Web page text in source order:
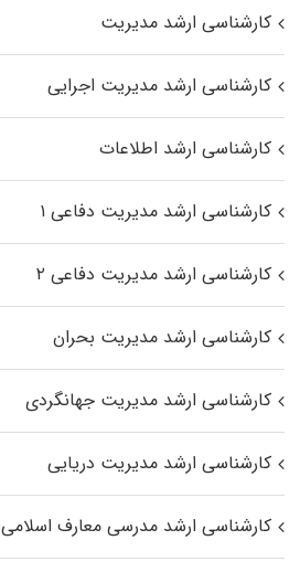
کارشناسی ارشد مدیریت
کارشناسی ارشد مدیریت اجرایی
کارشناسی ارشد اطلاعات
کارشناسی ارشد مدیریت دفاعی ۱
کارشناسی ارشد مدیریت دفاعی ۲
کارشناسی ارشد مدیریت بحران
کارشناسی ارشد مدیریت جهانگردی
کارشناسی ارشد مدیریت دریایی
کارشناسی ارشد مدرسی معارف اسلامی